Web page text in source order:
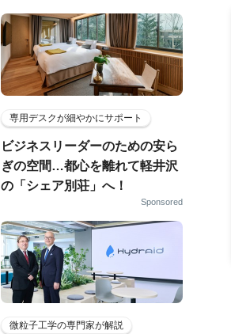
専用デスクが細やかにサポート
ビジネスリーダーのための安ら
ぎの空間…都心を離れて軽井沢
の「シェア別荘」へ！
Sponsored
微粒子工学の専門家が解説